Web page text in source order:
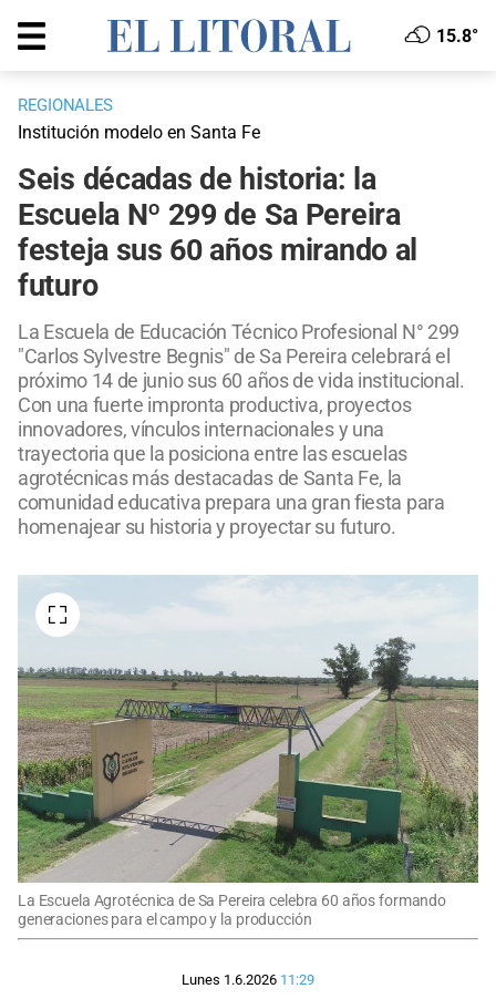
15.8°
REGIONALES
Institución modelo en Santa Fe
Seis décadas de historia: la
Escuela Nº 299 de Sa Pereira
festeja sus 60 años mirando al
futuro
La Escuela de Educación Técnico Profesional N° 299
"Carlos Sylvestre Begnis" de Sa Pereira celebrará el
próximo 14 de junio sus 60 años de vida institucional.
Con una fuerte impronta productiva, proyectos
innovadores, vínculos internacionales y una
trayectoria que la posiciona entre las escuelas
agrotécnicas más destacadas de Santa Fe, la
comunidad educativa prepara una gran fiesta para
homenajear su historia y proyectar su futuro.
La Escuela Agrotécnica de Sa Pereira celebra 60 años formando
generaciones para el campo y la producción
Lunes 1.6.2026 11:29